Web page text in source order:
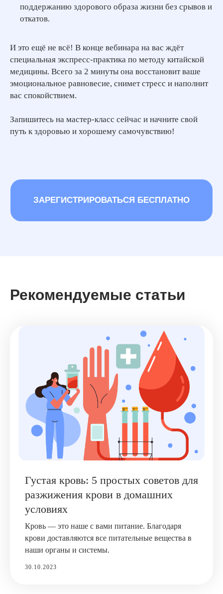
поддержанию здорового образа жизни без срывов и
откатов.
И это ещё не всё! В конце вебинара на вас ждёт
специальная экспресс-практика по методу китайской
медицины. Всего за 2 минуты она восстановит ваше
эмоциональное равновесие, снимет стресс и наполнит
вас спокойствием.
Запишитесь на мастер-класс сейчас и начните свой
путь к здоровью и хорошему самочувствию!
Рекомендуемые статьи
Густая кровь: 5 простых советов для
разжижения крови в домашних
условиях
Кровь — это наше с вами питание. Благодаря
крови доставляются все питательные вещества в
наши органы и системы.
30.10.2023